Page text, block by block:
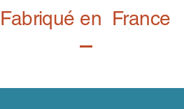
Fabriqué en France